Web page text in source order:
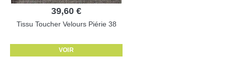
39,60 €
Tissu Toucher Velours Piérie 38
VOIR